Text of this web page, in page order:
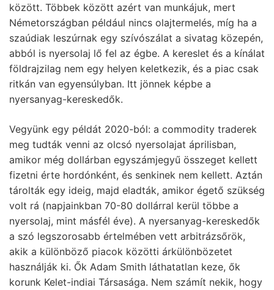
között. Többek között azért van munkájuk, mert
Németországban például nincs olajtermelés, míg ha a
szaúdiak leszúrnak egy szívószálat a sivatag közepén,
abból is nyersolaj lő fel az égbe. A kereslet és a kínálat
földrajzilag nem egy helyen keletkezik, és a piac csak
ritkán van egyensúlyban. Itt jönnek képbe a
nyersanyag-kereskedők.
Vegyünk egy példát 2020-ból: a commodity traderek
meg tudták venni az olcsó nyersolajat áprilisban,
amikor még dollárban egyszámjegyű összeget kellett
fizetni érte hordónként, és senkinek nem kellett. Aztán
tárolták egy ideig, majd eladták, amikor égető szükség
volt rá (napjainkban 70-80 dollárral kerül többe a
nyersolaj, mint másfél éve). A nyersanyag-kereskedők
a szó legszorosabb értelmében vett arbitrázsőrök,
akik a különböző piacok közötti árkülönbözetet
használják ki. Ők Adam Smith láthatatlan keze, ők
korunk Kelet-indiai Társasága. Nem számít nekik, hogy